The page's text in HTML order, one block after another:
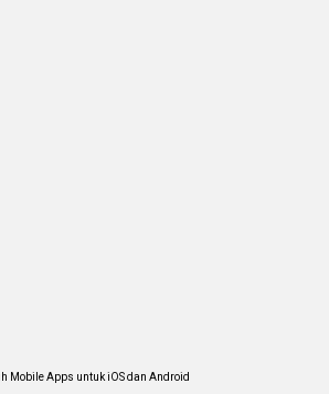
Mobile Apps untuk iOS dan Android